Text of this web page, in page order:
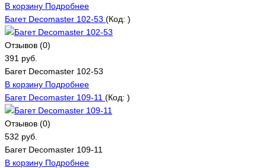
В корзину Подробнее
Багет Decomaster 102-53 (Код: )
Отзывов (0)
391 руб.
Багет Decomaster 102-53
В корзину Подробнее
Багет Decomaster 109-11 (Код: )
Отзывов (0)
532 руб.
Багет Decomaster 109-11
В корзину Подробнее